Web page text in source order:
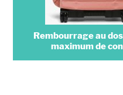
Rembourrage au
maximum de